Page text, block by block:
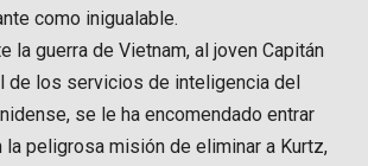
como inigualable.
la guerra de Vietnam, al joven Capitán
de los servicios de inteligencia del
se le ha encomendado entrar
la peligrosa misión de eliminar a Kurtz,